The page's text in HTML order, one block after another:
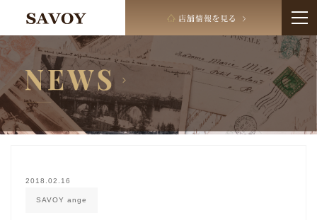
2018.02.16
SAVOY ange